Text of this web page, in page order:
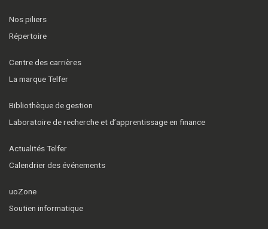
Nos piliers
Répertoire
Centre des carrières
La marque Telfer
Bibliothèque de gestion
Laboratoire de recherche et d’apprentissage en finance
Actualités Telfer
Calendrier des événements
uoZone
Soutien informatique